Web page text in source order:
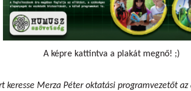
A képre kattintva a plakát megnő! ;)
keresse Merza Péter oktatási programvezetőt